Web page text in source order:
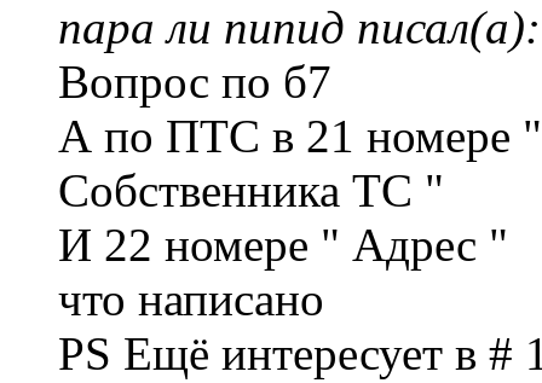
пара ли пипид писал(а):
Вопрос по б7
А по ПТС в 21 номере
Собственника ТС "
И 22 номере " Адрес "
что написано
PS Ещё интересует в #